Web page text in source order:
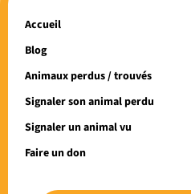
Accueil
Blog
Animaux perdus / trouvés
Signaler son animal perdu
Signaler un animal vu
Faire un don